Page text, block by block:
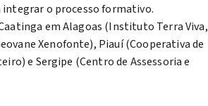
integrar o processo formativo.
em Alagoas (Instituto Terra Viva,
Xenofonte), Piauí (Cooperativa de
e Sergipe (Centro de Assessoria e